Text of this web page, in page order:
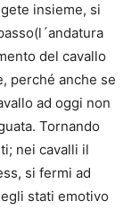
insieme, si
del cavallo
perché anche se
ad oggi non
Tornando
nei cavalli il
si fermi ad
stati emotivo